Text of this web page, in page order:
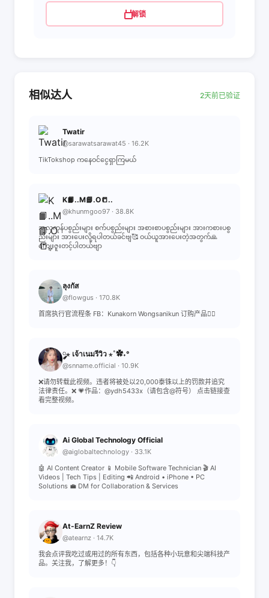
解锁
相似达人 2天前已验证
Twatir
@sarawatsarawat45 · 16.2K
TikTokshop ကနေဝင်ငွေရှာကြမယ်
K📙..M📘.O📒..
@khunmgoo97 · 38.8K
အလှကုန်ပစွည်းများ စက်ပစွည်းများ အစားစာပစွည်းများ အားကစားပစွ
ည်းများ အားပေးလို့ရပါတယ်ခင်ဗျ🥰 ဝယ်ယူအားပေးတဲ့အတွက်🙏
ကျေးဇူးတင့်ပါတယ်ဗျာ
ลุงกัส
@flowgus · 170.8K
首席执行官流程条 FB：Kunakorn Wongsanikun 订购产品👇🏻
༘⋆ เจ้าเนมรีวิว ⋆˚✿˖°
@snname.official · 10.9K
❌请勿转载此视频。违者将被处以20,000泰铢以上的罚款并追究
法律责任。❌ 💗作品：@ydh5433x（请包含@符号） 点击链接查
看完整视频。
Ai Global Technology Official
@aiglobaltechnology · 33.1K
🤖 AI Content Creator 📱 Mobile Software Technician 🎬 AI
Videos | Tech Tips | Editing 📲 Android • iPhone • PC
Solutions 💼 DM for Collaboration & Services
At-EarnZ Review
@atearnz · 14.7K
我会点评我吃过或用过的所有东西，包括各种小玩意和尖端科技产
品。关注我，了解更多！👇